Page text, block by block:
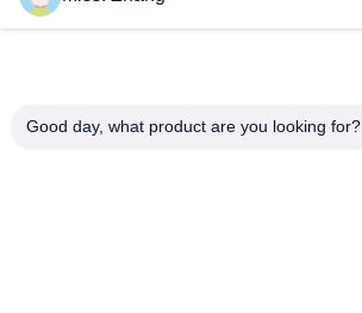
Good day, what product are you looking for?